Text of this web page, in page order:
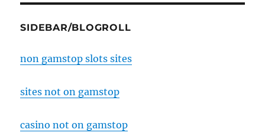
SIDEBAR/BLOGROLL
non gamstop slots sites
sites not on gamstop
casino not on gamstop